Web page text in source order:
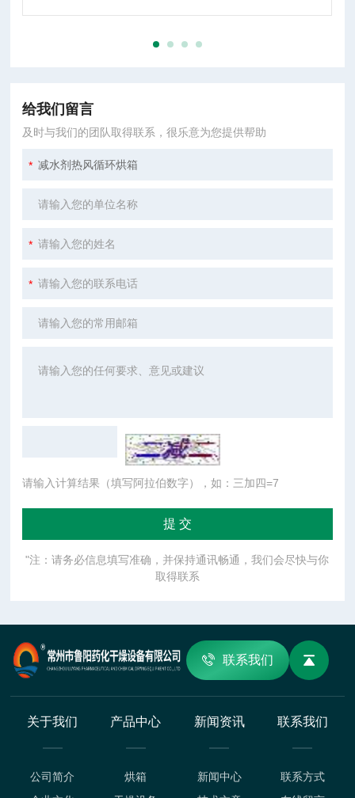
给我们留言
及时与我们的团队取得联系，很乐意为您提供帮助
请输入计算结果（填写阿拉伯数字），如：三加四=7
"注：请务必信息填写准确，并保持通讯畅通，我们会尽快与你
取得联系
联系我们
关于我们
公司简介
产品中心
烘箱
新闻资讯
新闻中心
联系我们
联系方式